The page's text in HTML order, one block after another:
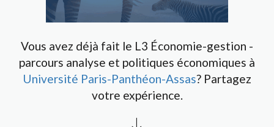
Vous avez déjà fait le L3 Économie-gestion -
parcours analyse et politiques économiques à
Université Paris-Panthéon-Assas? Partagez
votre expérience.